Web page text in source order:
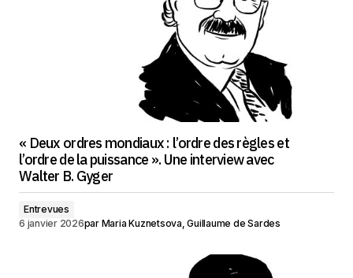
« Deux ordres mondiaux : l’ordre des règles et
l’ordre de la puissance ». Une interview avec
Walter B. Gyger
Entrevues
6 janvier 2026par Maria Kuznetsova, Guillaume de Sardes